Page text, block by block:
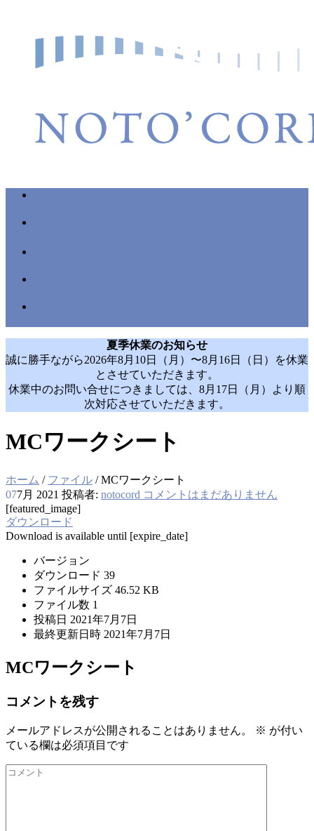
夏季休業のお知らせ
誠に勝手ながら2026年8月10日（月）〜8月16日（日）を休業
とさせていただきます。
休業中のお問い合せにつきましては、8月17日（月）より順
次対応させていただきます。
MCワークシート
ホーム / ファイル /MCワークシート
077月 2021 投稿者: notocord コメントはまだありません
[featured_image]
ダウンロード
Download is available until [expire_date]
バージョン
ダウンロード 39
ファイルサイズ 46.52 KB
ファイル数 1
投稿日 2021年7月7日
最終更新日時 2021年7月7日
MCワークシート
コメントを残す
メールアドレスが公開されることはありません。 ※ が付い
ている欄は必須項目です